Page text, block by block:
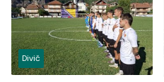
Divič